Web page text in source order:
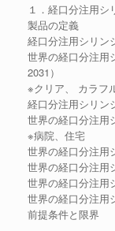
１．経口分注用シ
製品の定義
経口分注用シリン
世界の経口分注用
2031）
※クリア、 カラフ
経口分注用シリン
世界の経口分注用
※病院、住宅
世界の経口分注用
世界の経口分注用
世界の経口分注用
世界の経口分注用
前提条件と限界